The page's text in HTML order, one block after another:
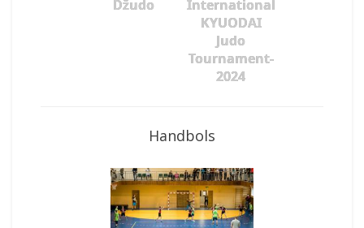
Džudo
International
KYUODAI
Judo
Tournament-
2024
Handbols